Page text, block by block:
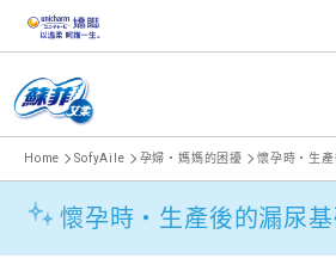
Home SofyAile 孕婦‧媽媽的困擾
懷孕時‧生產後的漏尿基